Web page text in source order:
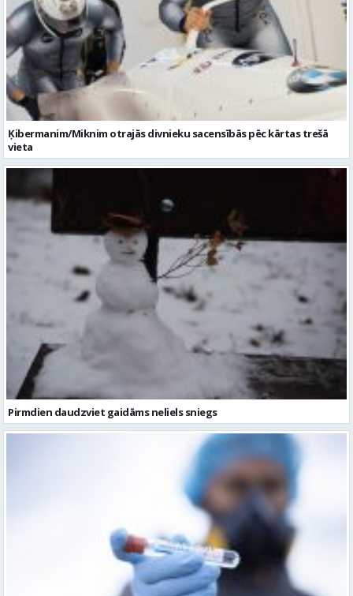
Ķibermanim/Miknim otrajās divnieku sacensībās pēc kārtas trešā
vieta
Pirmdien daudzviet gaidāms neliels sniegs